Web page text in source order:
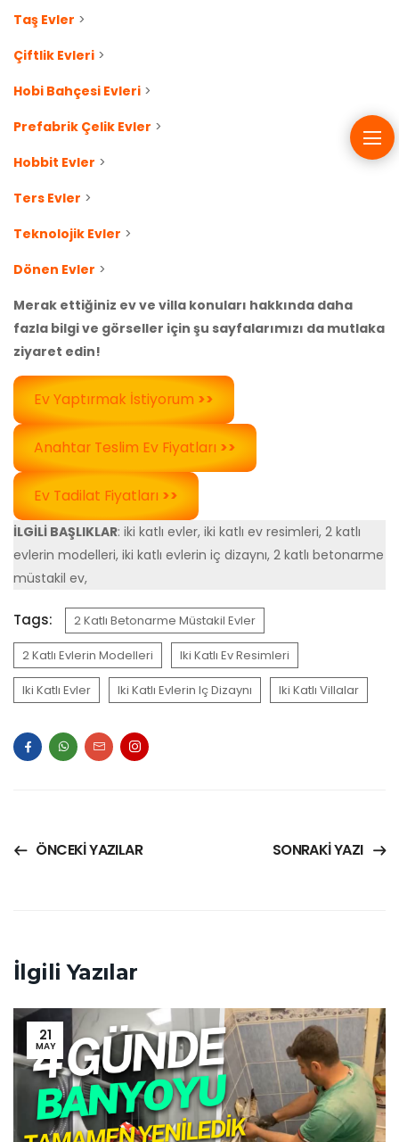
Taş Evler >
Çiftlik Evleri >
Hobi Bahçesi Evleri >
Prefabrik Çelik Evler >
Hobbit Evler >
Ters Evler >
Teknolojik Evler >
Dönen Evler >
Merak ettiğiniz ev ve villa konuları hakkında daha
fazla bilgi ve görseller için şu sayfalarımızı da mutlaka
ziyaret edin!
Ev Yaptırmak İstiyorum >>
Anahtar Teslim Ev Fiyatları >>
Ev Tadilat Fiyatları >>
İLGİLİ BAŞLIKLAR: iki katlı evler, iki katlı ev resimleri, 2 katlı
evlerin modelleri, iki katlı evlerin iç dizaynı, 2 katlı betonarme
müstakil ev,
Tags: 2 Katlı Betonarme Müstakil Evler
2 Katlı Evlerin Modelleri Iki Katlı Ev Resimleri
Iki Katlı Evler Iki Katlı Evlerin Iç Dizaynı Iki Katlı Villalar
ÖNCEKI YAZILAR SONRAKI YAZI
İlgili Yazılar
21
MAY